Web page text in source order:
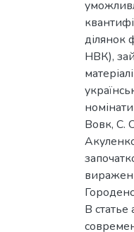
ділянок
НВК),
матеріалі
Вовк, С.
В